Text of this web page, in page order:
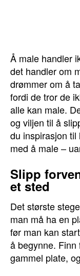
Å male handler
det handler om
drømmer om å
fordi de tror de
alle kan male.
og viljen til å
du inspirasjon
med å male –
Slipp
et sted
Det største
man må ha en
før man kan
å begynne.
gammel plate,